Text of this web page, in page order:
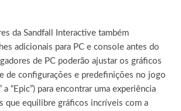
da Sandfall Interactive também
adicionais para PC e console antes do
de PC poderão ajustar os gráficos
de configurações e predefinições no jogo
a “Epic”) para encontrar uma experiência
que equilibre gráficos incríveis com a